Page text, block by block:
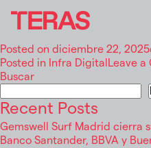
Templus acuerda
centros de datos a
Posted on diciembre 22, 2025
Posted in
Infra Digital Leave a
Buscar
Recent Posts
Gemswell Surf Madrid cierra
Banco Santander, BBVA y